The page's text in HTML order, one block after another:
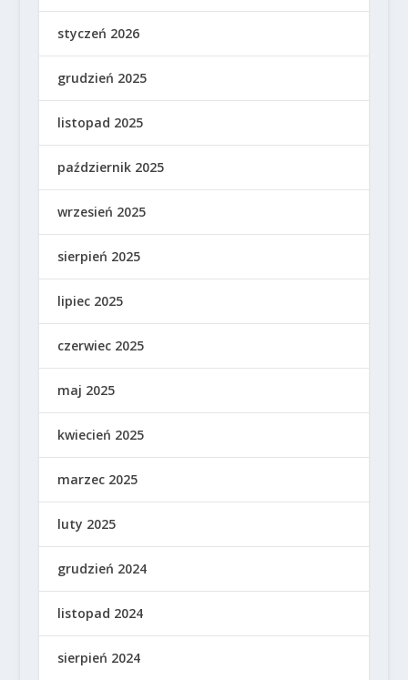
styczeń 2026
grudzień 2025
listopad 2025
październik 2025
wrzesień 2025
sierpień 2025
lipiec 2025
czerwiec 2025
maj 2025
kwiecień 2025
marzec 2025
luty 2025
grudzień 2024
listopad 2024
sierpień 2024